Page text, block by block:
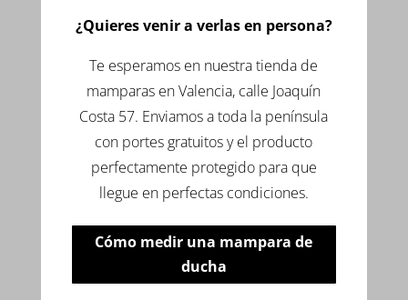
¿Quieres venir a verlas en persona?
Te esperamos en nuestra tienda de
mamparas en Valencia, calle Joaquín
Costa 57. Enviamos a toda la península
con portes gratuitos y el producto
perfectamente protegido para que
llegue en perfectas condiciones.
Cómo medir una mampara de
ducha